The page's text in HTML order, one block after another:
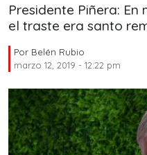
Presidente Piñera:
el traste era santo
Por Belén Rubio
marzo 12, 2019 - 12:22 pm